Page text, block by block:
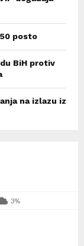
posto
BiH protiv
na izlazu iz
3%